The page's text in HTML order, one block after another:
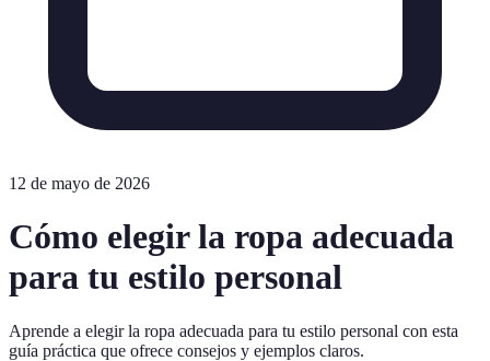
12 de mayo de 2026
Cómo elegir la ropa adecuada
para tu estilo personal
Aprende a elegir la ropa adecuada para tu estilo personal con esta
guía práctica que ofrece consejos y ejemplos claros.